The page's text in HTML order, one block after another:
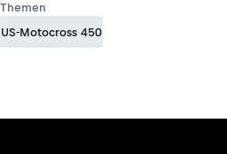
Themen
US-Motocross 450